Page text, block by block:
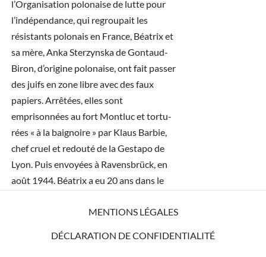
MENTIONS LÉGALES
DÉCLARATION DE CONFIDENTIALITÉ